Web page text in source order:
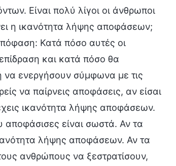
Είναι πολύ λίγοι οι άνθρωποι
η ικανότητα λήψης αποφάσεων;
Κατά πόσο αυτές οι
και κατά πόσο θα
να ενεργήσουν σύμφωνα με τις
να παίρνεις αποφάσεις, αν είσαι
ικανότητα λήψης αποφάσεων.
είναι σωστά. Αν τα
λήψης αποφάσεων. Αν τα
ανθρώπους να ξεστρατίσουν,